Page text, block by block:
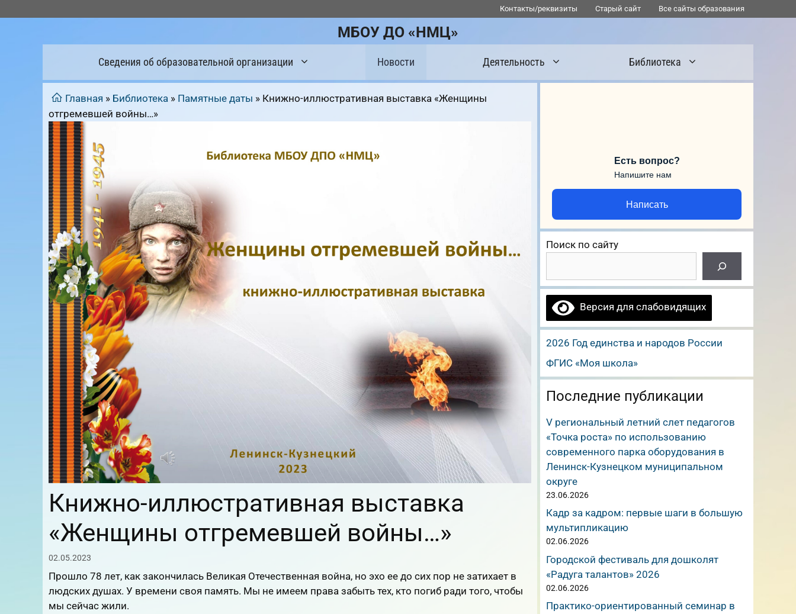
к
Контакты/реквизиты Старый сайт Все сайты образования
МБОУ ДО «НМЦ»
Сведения об образовательной организации Новости Деятельность Библиотека
Главная » Библиотека » Памятные даты » Книжно-иллюстративная выставка «Женщины
отгремевшей войны…»
Книжно-иллюстративная выставка
«Женщины отгремевшей войны…»
02.05.2023
Прошло 78 лет, как закончилась Великая Отечественная война, но эхо ее до сих пор не затихает в
людских душах. У времени своя память. Мы не имеем права забыть тех, кто погиб ради того, чтобы
мы сейчас жили.
Есть вопрос?
Напишите нам
Написать
Поиск по сайту
Версия для слабовидящих
2026 Год единства и народов России
ФГИС «Моя школа»
Последние публикации
V региональный летний слет педагогов
«Точка роста» по использованию
современного парка оборудования в
Ленинск-Кузнецком муниципальном
округе
23.06.2026
Кадр за кадром: первые шаги в большую
мультипликацию
02.06.2026
Городской фестиваль для дошколят
«Радуга талантов» 2026
02.06.2026
Практико-ориентированный семинар в